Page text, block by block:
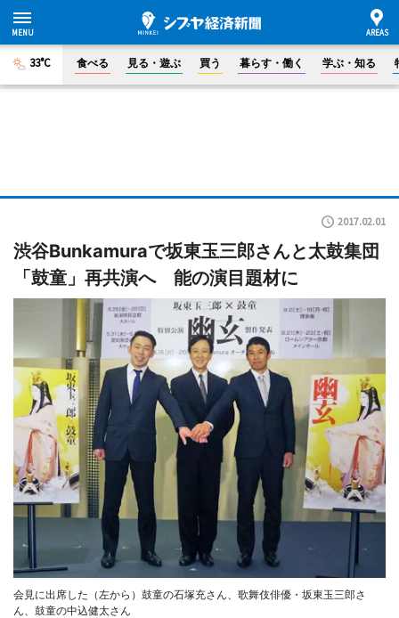
33°C 食べる 見る・遊ぶ 買う 暮らす・働く 学ぶ・知る
2017.02.01
渋谷Bunkamuraで坂東玉三郎さんと太鼓集団
「鼓童」再共演へ 能の演目題材に
会見に出席した（左から）鼓童の石塚充さん、歌舞伎俳優・坂東玉三郎さ
ん、鼓童の中込健太さん